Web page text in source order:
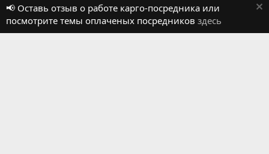
Обратная связь
Условия и правила
Политика конфиденциальности
Помощь
R
📢 Оставь отзыв о работе карго-посредника или
посмотрите темы оплаченых посредников здесь